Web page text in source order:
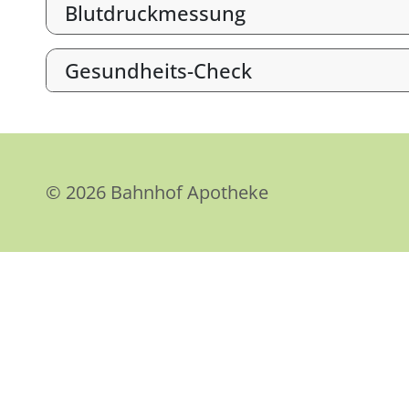
Blutdruckmessung
Gesundheits-Check
© 2026 Bahnhof Apotheke